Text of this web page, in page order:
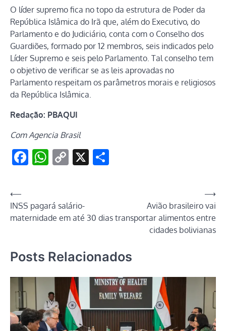
O líder supremo fica no topo da estrutura de Poder da
República Islâmica do Irã que, além do Executivo, do
Parlamento e do Judiciário, conta com o Conselho dos
Guardiões, formado por 12 membros, seis indicados pelo
Líder Supremo e seis pelo Parlamento. Tal conselho tem
o objetivo de verificar se as leis aprovadas no
Parlamento respeitam os parâmetros morais e religiosos
da República Islâmica.
Redação: PBAQUI
Com Agencia Brasil
Facebook
WhatsApp
Copy
X
Navegação
de
⟵
INSS pagará salário-
maternidade em até 30 dias
Avião brasileiro vai
transportar alimentos entre
cidades bolivianas
⟶
Posts Relacionados